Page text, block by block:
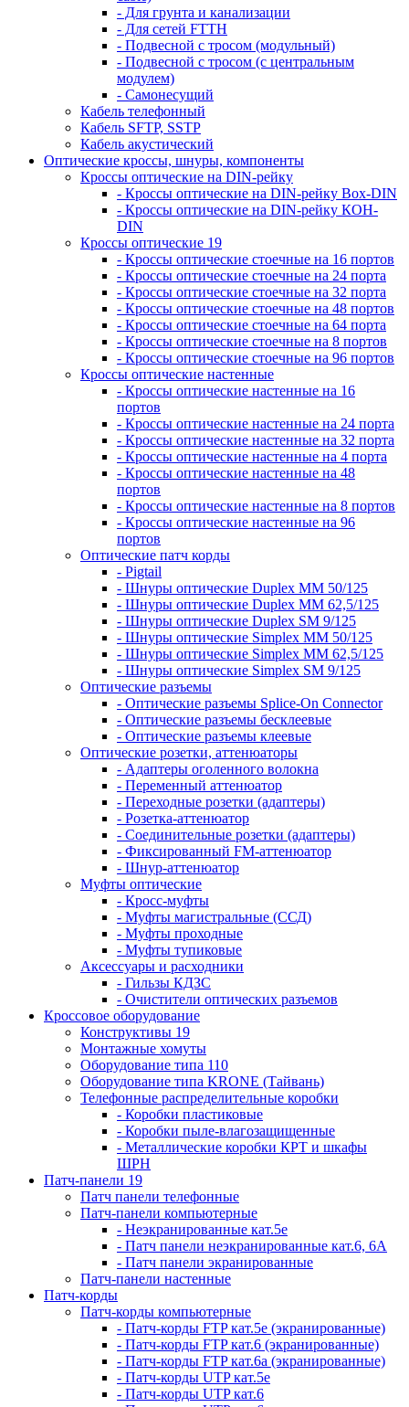
- Для грунта и канализации
- Для сетей FTTH
- Подвесной с тросом (модульный)
- Подвесной с тросом (с центральным
модулем)
- Самонесущий
Кабель телефонный
Кабель SFTP, SSTP
Кабель акустический
Оптические кроссы, шнуры, компоненты
Кроссы оптические на DIN-рейку
- Кроссы оптические на DIN-рейку Box-DIN
- Кроссы оптические на DIN-рейку КОН-
DIN
Кроссы оптические 19
- Кроссы оптические стоечные на 16 портов
- Кроссы оптические стоечные на 24 порта
- Кроссы оптические стоечные на 32 порта
- Кроссы оптические стоечные на 48 портов
- Кроссы оптические стоечные на 64 порта
- Кроссы оптические стоечные на 8 портов
- Кроссы оптические стоечные на 96 портов
Кроссы оптические настенные
- Кроссы оптические настенные на 16
портов
- Кроссы оптические настенные на 24 порта
- Кроссы оптические настенные на 32 порта
- Кроссы оптические настенные на 4 порта
- Кроссы оптические настенные на 48
портов
- Кроссы оптические настенные на 8 портов
- Кроссы оптические настенные на 96
портов
Оптические патч корды
- Pigtail
- Шнуры оптические Duplex MM 50/125
- Шнуры оптические Duplex MM 62,5/125
- Шнуры оптические Duplex SM 9/125
- Шнуры оптические Simplex MM 50/125
- Шнуры оптические Simplex MM 62,5/125
- Шнуры оптические Simplex SM 9/125
Оптические разъемы
- Оптические разъемы Splice-On Connector
- Оптические разъемы бесклеевые
- Оптические разъемы клеевые
Оптические розетки, аттенюаторы
- Адаптеры оголенного волокна
- Переменный аттенюатор
- Переходные розетки (адаптеры)
- Розетка-аттенюатор
- Соединительные розетки (адаптеры)
- Фиксированный FM-аттенюатор
- Шнур-аттенюатор
Муфты оптические
- Кросс-муфты
- Муфты магистральные (ССД)
- Муфты проходные
- Муфты тупиковые
Аксессуары и расходники
- Гильзы КДЗС
- Очистители оптических разъемов
Кроссовое оборудование
Конструктивы 19
Монтажные хомуты
Оборудование типа 110
Оборудование типа KRONE (Тайвань)
Телефонные распределительные коробки
- Коробки пластиковые
- Коробки пыле-влагозащищенные
- Металлические коробки КРТ и шкафы
ШРН
Патч-панели 19
Патч панели телефонные
Патч-панели компьютерные
- Неэкранированные кат.5е
- Патч панели неэкранированные кат.6, 6А
- Патч панели экранированные
Патч-панели настенные
Патч-корды
Патч-корды компьютерные
- Патч-корды FTP кат.5е (экранированные)
- Патч-корды FTP кат.6 (экранированные)
- Патч-корды FTP кат.6а (экранированные)
- Патч-корды UTP кат.5е
- Патч-корды UTP кат.6